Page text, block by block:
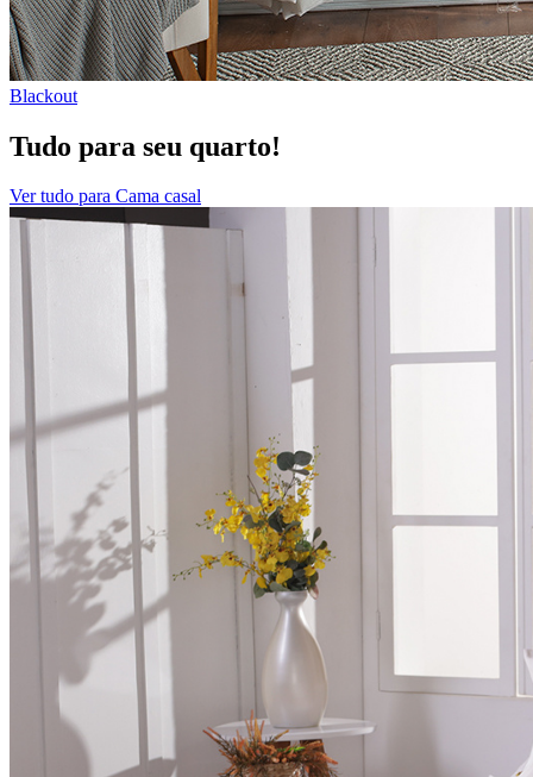
Blackout
Tudo para seu quarto!
Ver tudo para Cama casal